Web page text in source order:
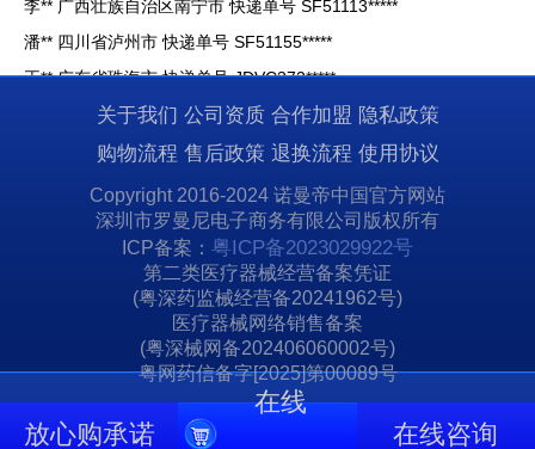
潘** 四川省泸州市 快递单号 SF51155*****
王** 广东省珠海市 快递单号 JDVC372*****
高** 河南省商丘市 快递单号 SF51576*****
宋** 湖南省益阳市 快递单号 SF51113*****
贺** 湖南省常德市 快递单号 SF51158*****
马** 云南省昆明市 快递单号 SF51948*****
贺** 广东省深圳市 快递单号 SF12260*****
周** 浙江省宁波市 快递单号 SF12240*****
王** 海南省海口市 快递单号 SF51117*****
李** 广西壮族自治区南宁市 快递单号 SF51113*****
潘** 四川省泸州市 快递单号 SF51155*****
王** 广东省珠海市 快递单号 JDVC372*****
高** 河南省商丘市 快递单号 SF51576*****
关于我们 公司资质 合作加盟 隐私政策
购物流程 售后政策 退换流程 使用协议
Copyright 2016-2024 诺曼帝中国官方网站
深圳市罗曼尼电子商务有限公司版权所有
ICP备案： 粤ICP备2023029922号
第二类医疗器械经营备案凭证
(粤深药监械经营备20241962号)
医疗器械网络销售备案
(粤深械网备202406060002号)
粤网药信备字[2025]第00089号
放心购承诺
在线
在线咨询